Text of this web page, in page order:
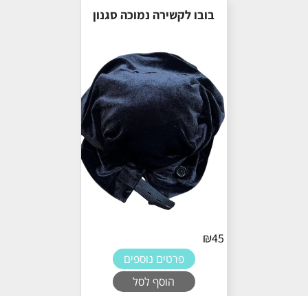
בובו לקשירה נמוכה סגנון
₪45
פרטים נוספים
הוסף לסל